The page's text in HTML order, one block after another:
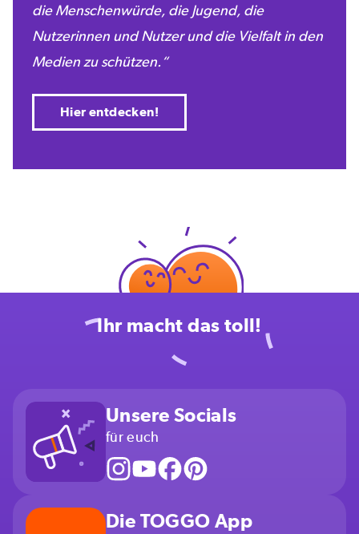
die Menschenwürde, die Jugend, die
Nutzerinnen und Nutzer und die Vielfalt in den
Medien zu schützen.
Hier entdecken!
Ihr macht das toll!
Unsere Socials
für euch
Die TOGGO App